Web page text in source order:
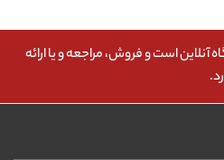
است و فروش، مراجعه و یا ارائه